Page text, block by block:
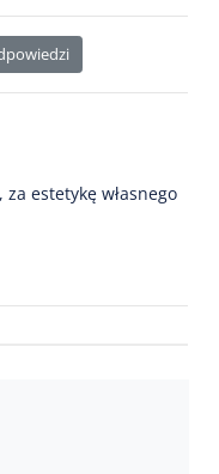
estetykę własnego